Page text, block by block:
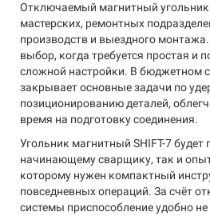
Отключаемый магнитный угольник
мастерских, ремонтных
производств и выездного
выбор, когда требуется простая и
сложной настройки. В бюджетном
закрывает основные задачи по
позиционированию деталей,
время на подготовку соединения.
Угольник магнитный SHIFT-7 будет
начинающему сварщику, так и
которому нужен компактный
повседневных операций. За счёт
системы приспособление удобно